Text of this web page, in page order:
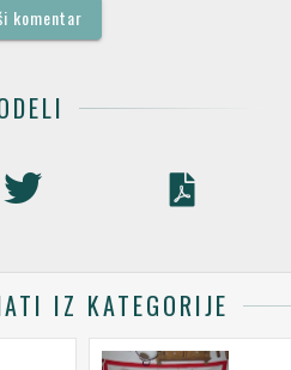
komentar
IZ KATEGORIJE